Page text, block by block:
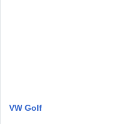
VW Golf